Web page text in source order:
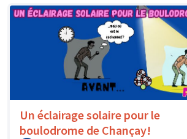
Un éclairage solaire pour le
boulodrome de Chançay!